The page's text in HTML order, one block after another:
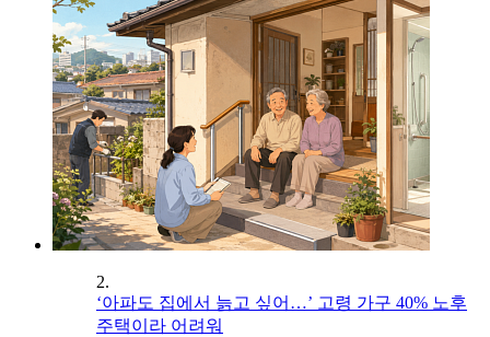
2.
‘아파도 집에서 늙고 싶어…’ 고령 가구 40% 노후
주택이라 어려워